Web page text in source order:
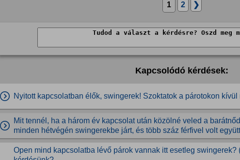
1 2 ❯
Kapcsolódó kérdések:
Nyitott kapcsolatban élők, swingerek! Szoktatok a párotokon
Mit tennél, ha a három év kapcsolat után közölné veled a
minden hétvégén swingerekbe járt, és több száz férfivel volt
Open mind kapcsolatba lévő párok vannak itt esetleg swingerek?